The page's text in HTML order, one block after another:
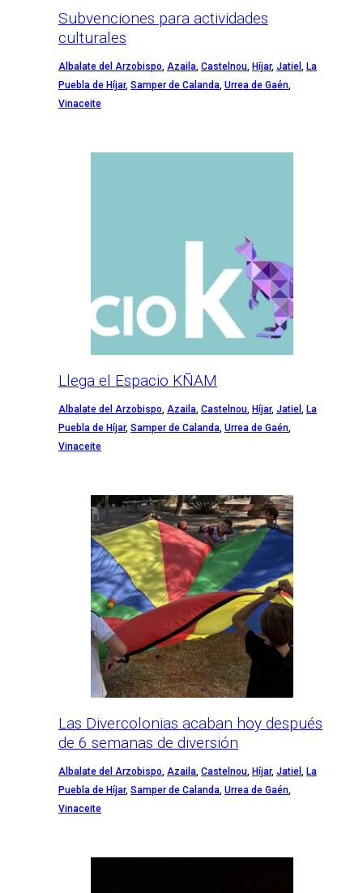
Subvenciones para actividades
culturales
Albalate del Arzobispo, Azaila, Castelnou, Híjar, Jatiel , La
Puebla de Híjar, Samper de Calanda, Urrea de Gaén,
Vinaceite
Llega el Espacio KÑAM
Albalate del Arzobispo, Azaila, Castelnou, Híjar, Jatiel , La
Puebla de Híjar, Samper de Calanda, Urrea de Gaén,
Vinaceite
Las Divercolonias acaban hoy después
de 6 semanas de diversión
Albalate del Arzobispo, Azaila, Castelnou, Híjar, Jatiel , La
Puebla de Híjar, Samper de Calanda, Urrea de Gaén,
Vinaceite